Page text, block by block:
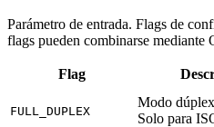
Parámetro de entrada. Flags de
flags pueden combinarse mediante
Flag
FULL_DUPLEX
Modo
Solo para